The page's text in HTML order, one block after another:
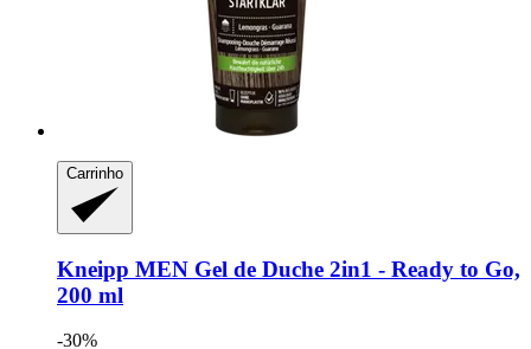
Carrinho
Kneipp MEN Gel de Duche 2in1 -​ Ready to Go,
200 ml
-30%